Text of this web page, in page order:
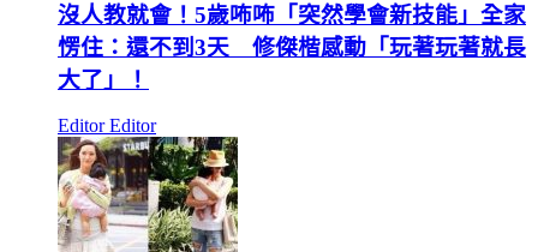
沒人教就會！5歲咘咘「突然學會新技能」全家
愣住：還不到3天 修傑楷感動「玩著玩著就長
大了」！
Editor Editor